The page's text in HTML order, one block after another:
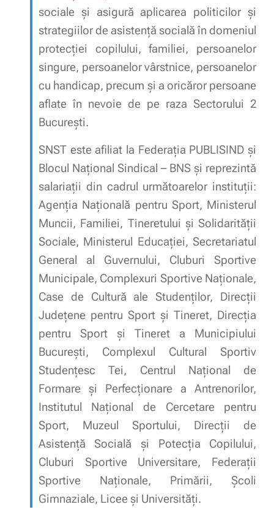
sociale și asigură aplicarea politicilor și
strategiilor de asistență socială în domeniul
protecției copilului, familiei, persoanelor
singure, persoanelor vârstnice, persoanelor
cu handicap, precum și a oricăror persoane
aflate în nevoie de pe raza Sectorului 2
București.
SNST este afiliat la Federația PUBLISIND și
Blocul Național Sindical – BNS și reprezintă
salariații din cadrul următoarelor instituții:
Agenția Națională pentru Sport, Ministerul
Muncii, Familiei, Tineretului și Solidarității
Sociale, Ministerul Educației, Secretariatul
General al Guvernului, Cluburi Sportive
Municipale, Complexuri Sportive Naționale,
Case de Cultură ale Studenților, Direcții
Judeţene pentru Sport și Tineret, Direcția
pentru Sport și Tineret a Municipiului
București, Complexul Cultural Sportiv
Studenţesc Tei, Centrul Naţional de
Formare și Perfecţionare a Antrenorilor,
Institutul Național de Cercetare pentru
Sport, Muzeul Sportului, Direcții de
Asistență Socială și Potecția Copilului,
Cluburi Sportive Universitare, Federaţii
Sportive Naţionale, Primării, Școli
Gimnaziale, Licee și Universități.